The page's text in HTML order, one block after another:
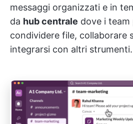
messaggi organizzati e in
da hub centrale dove i
condividere file, collaborare
integrarsi con altri strumenti.